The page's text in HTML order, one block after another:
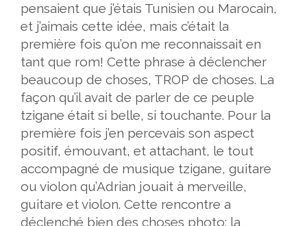
pensaient que j’étais Tunisien ou Marocain,
et j’aimais cette idée, mais c’était la
première fois qu’on me reconnaissait en
tant que rom! Cette phrase à déclencher
beaucoup de choses, TROP de choses. La
façon qu’il avait de parler de ce peuple
tzigane était si belle, si touchante. Pour la
première fois j’en percevais son aspect
positif, émouvant, et attachant, le tout
accompagné de musique tzigane, guitare
ou violon qu’Adrian jouait à merveille,
guitare et violon. Cette rencontre a
déclenché bien des choses photo: la